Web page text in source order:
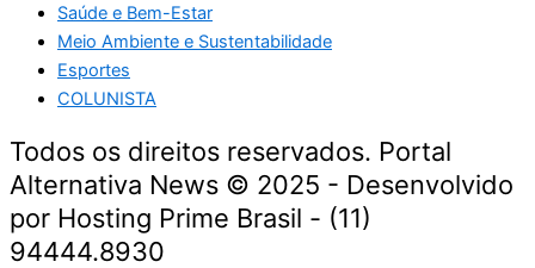
Saúde e Bem-Estar
Meio Ambiente e Sustentabilidade
Esportes
COLUNISTA
Todos os direitos reservados. Portal
Alternativa News © 2025 - Desenvolvido
por Hosting Prime Brasil - (11)
94444.8930